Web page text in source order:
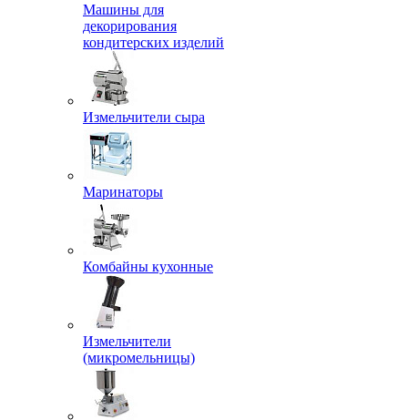
Машины для
декорирования
кондитерских изделий
Измельчители сыра
Маринаторы
Комбайны кухонные
Измельчители
(микромельницы)